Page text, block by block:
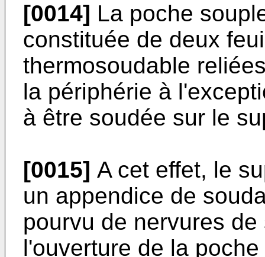
[0014] La poche
constituée de deux
thermosoudable
la périphérie à
à être soudée sur le
[0015] A cet effet, le
un appendice de
pourvu de nervures
l'ouverture de la